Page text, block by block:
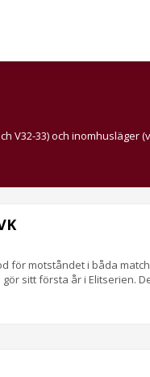
V32-33) och inomhusläger
för motståndet i båda
sitt första år i Elitserien.